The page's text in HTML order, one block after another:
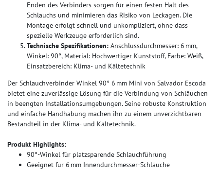
Enden des Verbinders sorgen für einen festen Halt des
Schlauchs und minimieren das Risiko von Leckagen. Die
Montage erfolgt schnell und unkompliziert, ohne dass
spezielle Werkzeuge erforderlich sind.
Technische Spezifikationen: Anschlussdurchmesser: 6 mm,
Winkel: 90°, Material: Hochwertiger Kunststoff, Farbe: Weiß,
Einsatzbereich: Klima- und Kältetechnik
Der Schlauchverbinder Winkel 90° 6 mm Mini von Salvador Escoda
bietet eine zuverlässige Lösung für die Verbindung von Schläuchen
in beengten Installationsumgebungen. Seine robuste Konstruktion
und einfache Handhabung machen ihn zu einem unverzichtbaren
Bestandteil in der Klima- und Kältetechnik.
Produkt Highlights:
90°-Winkel für platzsparende Schlauchführung
Geeignet für 6 mm Innendurchmesser-Schläuche